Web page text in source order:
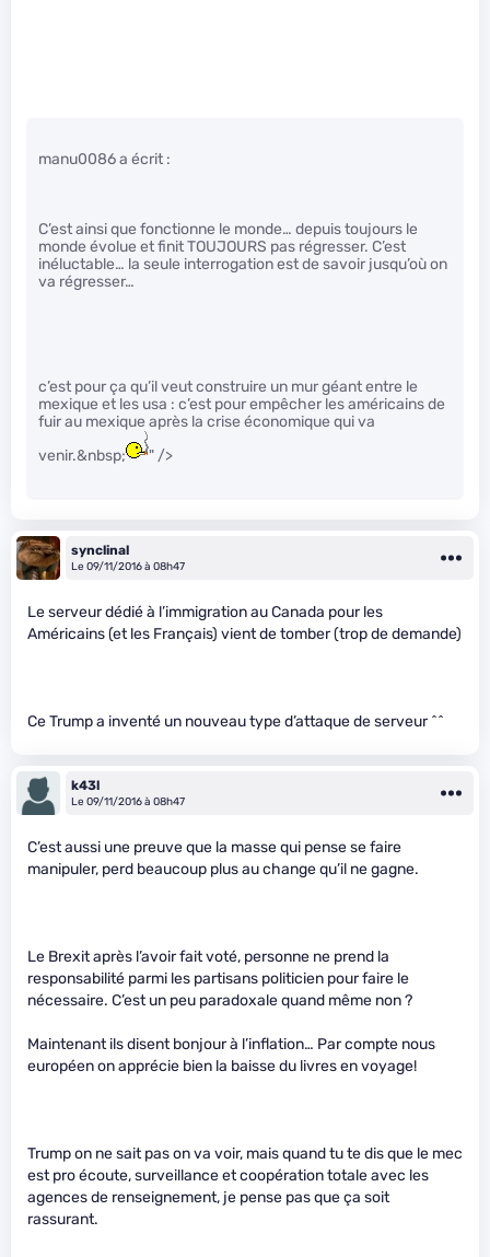
manu0086 a écrit :
C’est ainsi que fonctionne le monde… depuis toujours le
monde évolue et finit TOUJOURS pas régresser. C’est
inéluctable… la seule interrogation est de savoir jusqu’où on
va régresser…
c’est pour ça qu’il veut construire un mur géant entre le
mexique et les usa : c’est pour empêcher les américains de
fuir au mexique après la crise économique qui va
venir.&nbsp;
" />
synclinal
Le 09/11/2016 à 08h47
Le serveur dédié à l’immigration au Canada pour les
Américains (et les Français) vient de tomber (trop de demande)
Ce Trump a inventé un nouveau type d’attaque de serveur ^^
k43l
Le 09/11/2016 à 08h47
C’est aussi une preuve que la masse qui pense se faire
manipuler, perd beaucoup plus au change qu’il ne gagne.
Le Brexit après l’avoir fait voté, personne ne prend la
responsabilité parmi les partisans politicien pour faire le
nécessaire. C’est un peu paradoxale quand même non ?
Maintenant ils disent bonjour à l’inflation… Par compte nous
européen on apprécie bien la baisse du livres en voyage!
Trump on ne sait pas on va voir, mais quand tu te dis que le mec
est pro écoute, surveillance et coopération totale avec les
agences de renseignement, je pense pas que ça soit
rassurant.